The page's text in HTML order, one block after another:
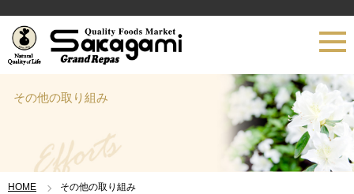
その他の取り組み
HOME その他の取り組み